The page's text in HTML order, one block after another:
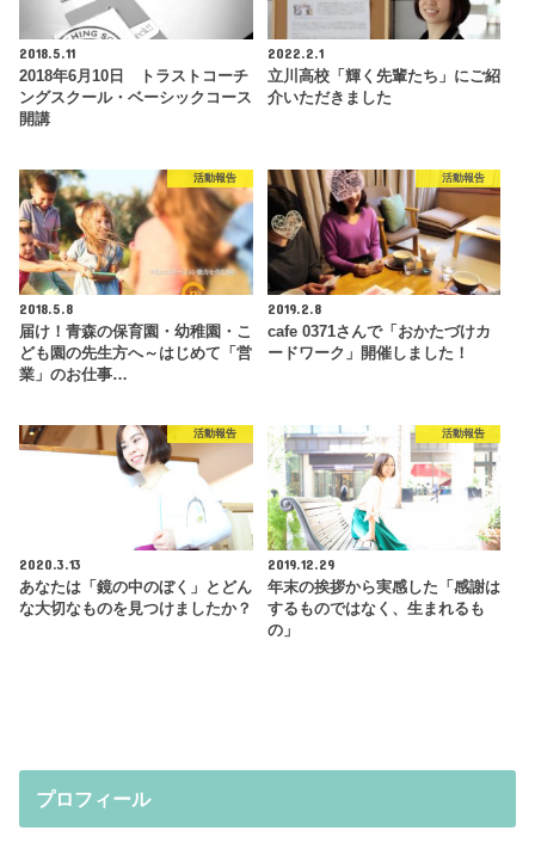
2018.5.11
2018年6月10日 トラストコーチ
ングスクール・ベーシックコース
開講
2022.2.1
立川高校「輝く先輩たち」にご紹
介いただきました
活動報告
2018.5.8
届け！青森の保育園・幼稚園・こ
ども園の先生方へ～はじめて「営
業」のお仕事…
活動報告
2019.2.8
cafe 0371さんで「おかたづけカ
ードワーク」開催しました！
活動報告
2020.3.13
あなたは「鏡の中のぼく」とどん
な大切なものを見つけましたか？
活動報告
2019.12.29
年末の挨拶から実感した「感謝は
するものではなく、生まれるも
の」
プロフィール